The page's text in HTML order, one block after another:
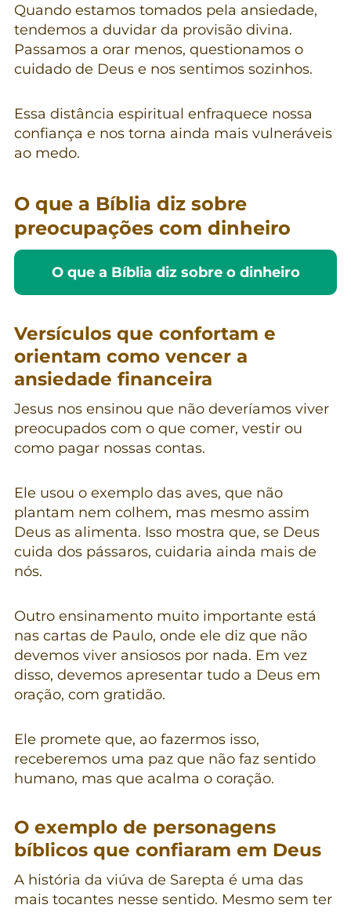
Quando estamos tomados pela ansiedade,
tendemos a duvidar da provisão divina.
Passamos a orar menos, questionamos o
cuidado de Deus e nos sentimos sozinhos.
Essa distância espiritual enfraquece nossa
confiança e nos torna ainda mais vulneráveis
ao medo.
O que a Bíblia diz sobre
preocupações com dinheiro
O que a Bíblia diz sobre o dinheiro
Versículos que confortam e
orientam como vencer a
ansiedade financeira
Jesus nos ensinou que não deveríamos viver
preocupados com o que comer, vestir ou
como pagar nossas contas.
Ele usou o exemplo das aves, que não
plantam nem colhem, mas mesmo assim
Deus as alimenta. Isso mostra que, se Deus
cuida dos pássaros, cuidaria ainda mais de
nós.
Outro ensinamento muito importante está
nas cartas de Paulo, onde ele diz que não
devemos viver ansiosos por nada. Em vez
disso, devemos apresentar tudo a Deus em
oração, com gratidão.
Ele promete que, ao fazermos isso,
receberemos uma paz que não faz sentido
humano, mas que acalma o coração.
O exemplo de personagens
bíblicos que confiaram em Deus
A história da viúva de Sarepta é uma das
mais tocantes nesse sentido. Mesmo sem ter